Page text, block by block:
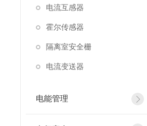
电流互感器
霍尔传感器
隔离室安全栅
电流变送器
电能管理